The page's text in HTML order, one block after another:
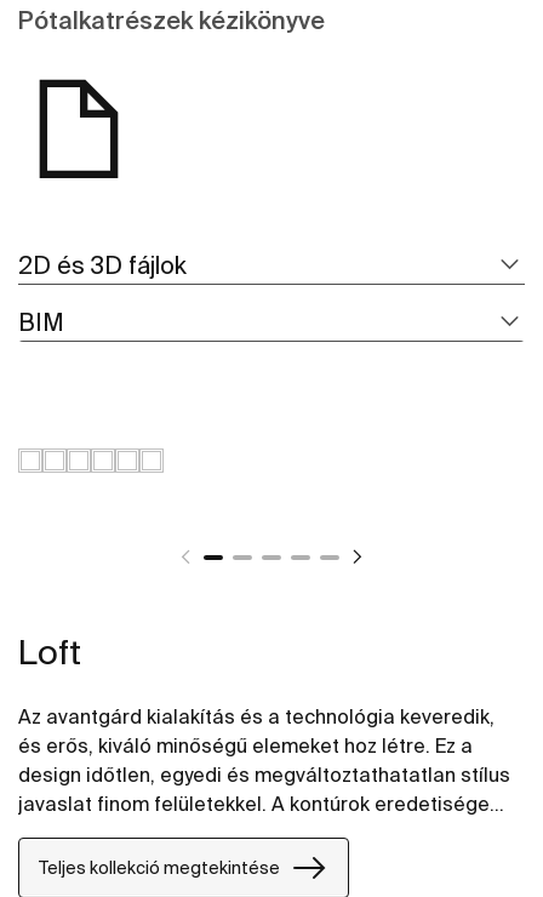
Pótalkatrészek kézikönyve
2D és 3D fájlok
BIM
Loft
Az avantgárd kialakítás és a technológia keveredik,
és erős, kiváló minőségű elemeket hoz létre. Ez a
design időtlen, egyedi és megváltoztathatatlan stílus
javaslat finom felületekkel. A kontúrok eredetisége
minden teret eleganciával, a pontosság és kiválóság
érzésével tölt meg.
Teljes kollekció megtekintése